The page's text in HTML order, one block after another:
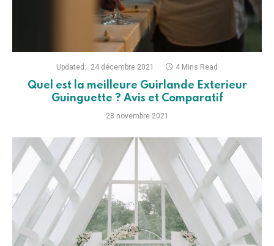
Updated: 24 décembre 2021 4 Mins Read
Quel est la meilleure Guirlande Exterieur
Guinguette ? Avis et Comparatif
28 novembre 2021